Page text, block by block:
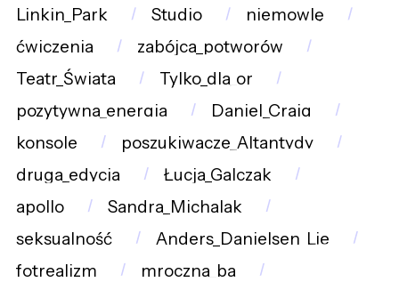
Linkin_Park
Studio
niemowlę
ćwiczenia
zabójca_potworów
Teatr_Świata
Tylko_dla_or
pozytywna_energia
Daniel_Craig
konsole
poszukiwacze_Altantydy
druga_edycja
Łucja_Galczak
apollo
Sandra_Michalak
seksualność
Anders_Danielsen_Lie
fotrealizm
mroczna_ba